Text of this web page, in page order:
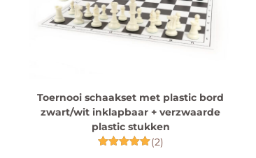
Toernooi schaakset met plastic bord
zwart/wit inklapbaar + verzwaarde
plastic stukken
(2)